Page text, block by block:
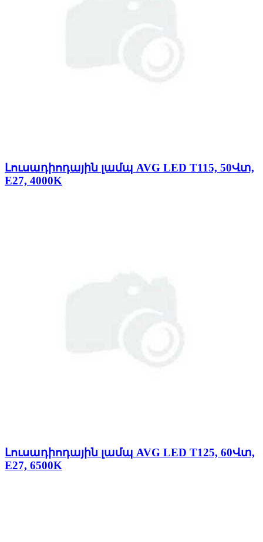
Լուսադիոդային լամպ AVG LED T115, 50Վտ,
E27, 4000K
Լուսադիոդային լամպ AVG LED T125, 60Վտ,
E27, 6500K